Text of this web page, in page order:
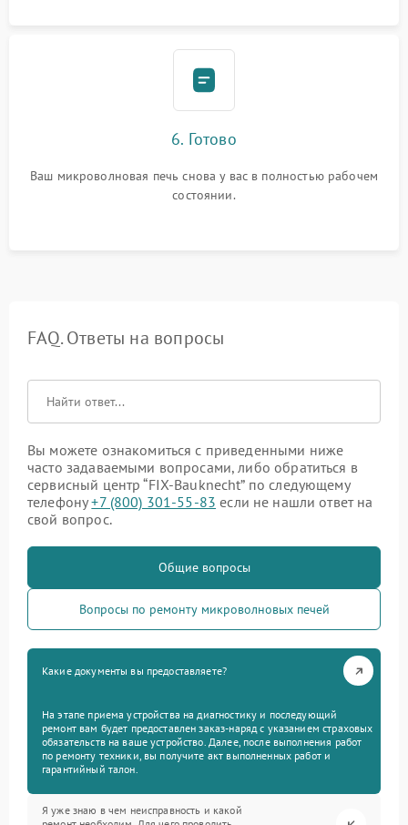
6. Готово
Ваш микроволновая печь снова у вас в полностью рабочем
состоянии.
FAQ. Ответы на вопросы
Вы можете ознакомиться с приведенными ниже
часто задаваемыми вопросами, либо обратиться в
сервисный центр “FIX-Bauknecht” по следующему
телефону+7 (800) 301-55-83 если не нашли ответ на
свой вопрос.
Общие вопросы
Вопросы по ремонту микроволновых печей
Какие документы вы предоставляете?
На этапе приема устройства на диагностику и последующий
ремонт вам будет предоставлен заказ-наряд с указанием страховых
обязательств на ваше устройство. Далее, после выполнения работ
по ремонту техники, вы получите акт выполненных работ и
гарантийный талон.
Я уже знаю в чем неисправность и какой